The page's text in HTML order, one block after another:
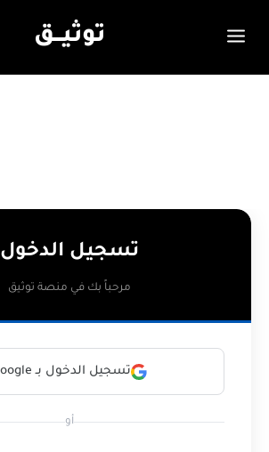
توثيـــق
تسجيل الدخول
مرحباً بك في منصة توثيق
تسجيل الدخول بـ Google
أو